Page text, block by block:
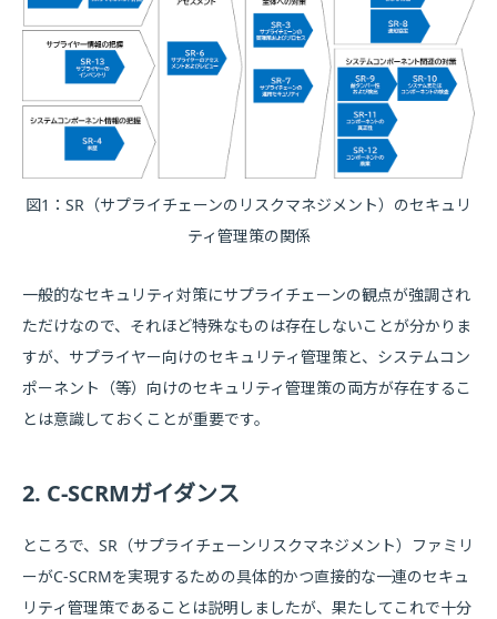
図1：SR（サプライチェーンのリスクマネジメント）のセキュリ
ティ管理策の関係
一般的なセキュリティ対策にサプライチェーンの観点が強調され
ただけなので、それほど特殊なものは存在しないことが分かりま
すが、サプライヤー向けのセキュリティ管理策と、システムコン
ポーネント（等）向けのセキュリティ管理策の両方が存在するこ
とは意識しておくことが重要です。
2. C-SCRMガイダンス
ところで、SR（サプライチェーンリスクマネジメント）ファミリ
ーがC-SCRMを実現するための具体的かつ直接的な一連のセキュ
リティ管理策であることは説明しましたが、果たしてこれで十分